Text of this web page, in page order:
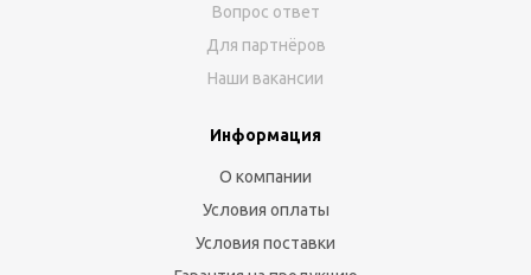
Вопрос ответ
Для партнёров
Наши вакансии
Информация
О компании
Условия оплаты
Условия поставки